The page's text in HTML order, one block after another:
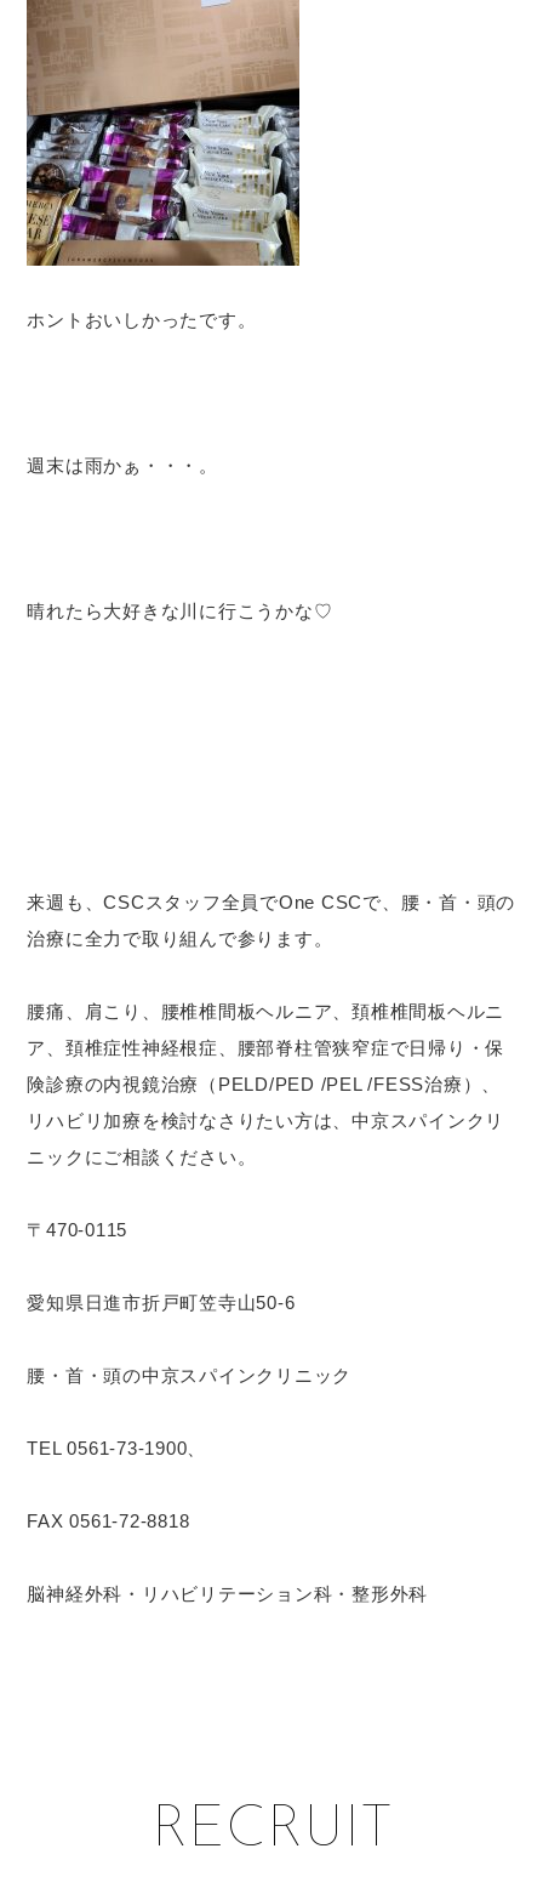
ホントおいしかったです。
週末は雨かぁ・・・。
晴れたら大好きな川に行こうかな♡
来週も、CSCスタッフ全員でOne CSCで、腰・首・頭の
治療に全力で取り組んで参ります。
腰痛、肩こり、腰椎椎間板ヘルニア、頚椎椎間板ヘルニ
ア、頚椎症性神経根症、腰部脊柱管狭窄症で日帰り・保
険診療の内視鏡治療（PELD/PED /PEL /FESS治療）、
リハビリ加療を検討なさりたい方は、中京スパインクリ
ニックにご相談ください。
〒470-0115
愛知県日進市折戸町笠寺山50-6
腰・首・頭の中京スパインクリニック
TEL 0561-73-1900、
FAX 0561-72-8818
脳神経外科・リハビリテーション科・整形外科
RECRUIT